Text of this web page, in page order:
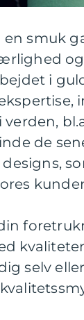
smuk
i
de
selv